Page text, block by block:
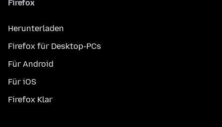
Firefox
Herunterladen
Firefox für Desktop-PCs
Für Android
Für iOS
Firefox Klar